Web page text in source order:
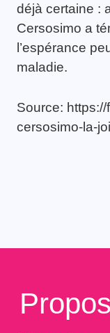
déjà certaine :
Cersosimo a
l’espérance
maladie.
Source:
cersosimo-la-